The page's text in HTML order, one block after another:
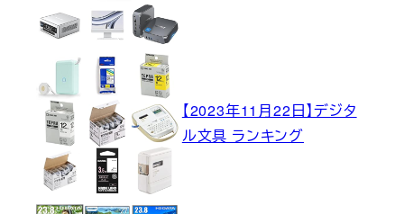
【2023年11月22日】デジタ
ル文具 ランキング